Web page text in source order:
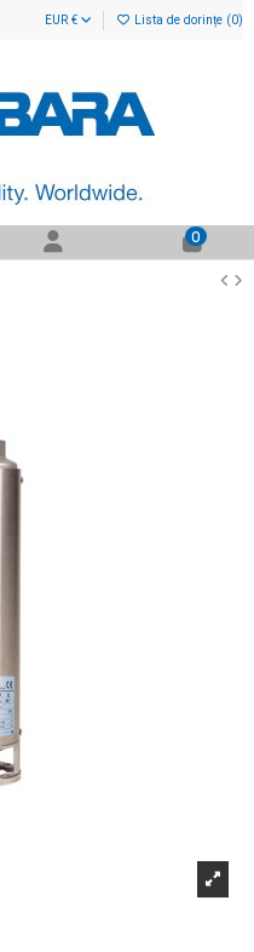
EUR € Lista de dorințe (0)
0